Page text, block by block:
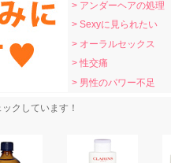
> アンダーヘアの処理
> Sexyに見られたい
> オーラルセックス
> 性交痛
> 男性のパワー不足
クしています！